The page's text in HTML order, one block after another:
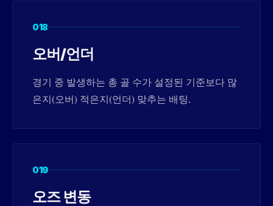
018
오버/언더
경기 중 발생하는 총 골 수가 설정된 기준보다 많
은지(오버) 적은지(언더) 맞추는 배팅.
019
오즈 변동